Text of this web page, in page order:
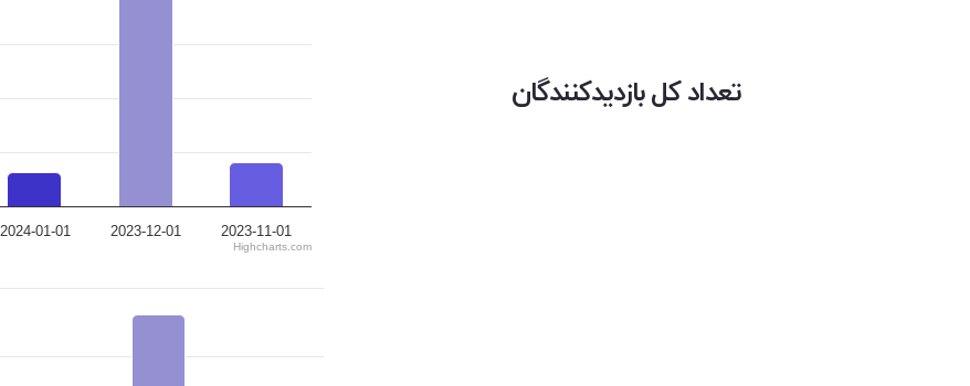
تعداد کل بازدیدکنندگان
2024-01-01 2023-12-01 2023-11-01
Highcharts.com